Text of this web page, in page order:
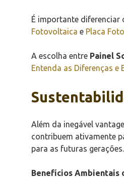
É importante diferenciar
Fotovoltaica e Placa
A escolha entre Painel
Entenda as Diferenças e
Além da inegável
contribuem ativamente
para as futuras gerações.
Benefícios Ambientais